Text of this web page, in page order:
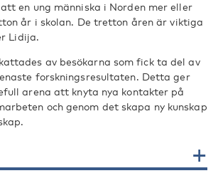
en ung människa i Norden mer eller
år i skolan. De tretton åren är viktiga
Lidija.
av besökarna som fick ta del av
forskningsresultaten. Detta ger
arena att knyta nya kontakter på
och genom det skapa ny kunskap